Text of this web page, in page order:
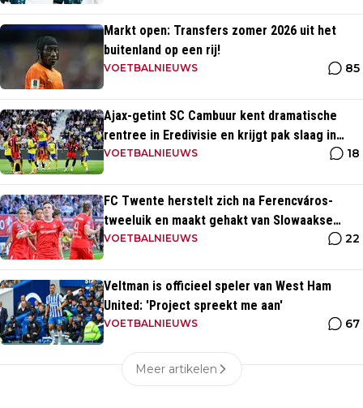
Markt open: Transfers zomer 2026 uit het
buitenland op een rij!
VOETBALNIEUWS 85
Ajax-getint SC Cambuur kent dramatische
rentree in Eredivisie en krijgt pak slaag in
eigen huis
VOETBALNIEUWS 18
FC Twente herstelt zich na Ferencváros-
tweeluik en maakt gehakt van Slowaakse
opponent
VOETBALNIEUWS 22
Veltman is officieel speler van West Ham
United: 'Project spreekt me aan'
VOETBALNIEUWS 67
Meer artikelen